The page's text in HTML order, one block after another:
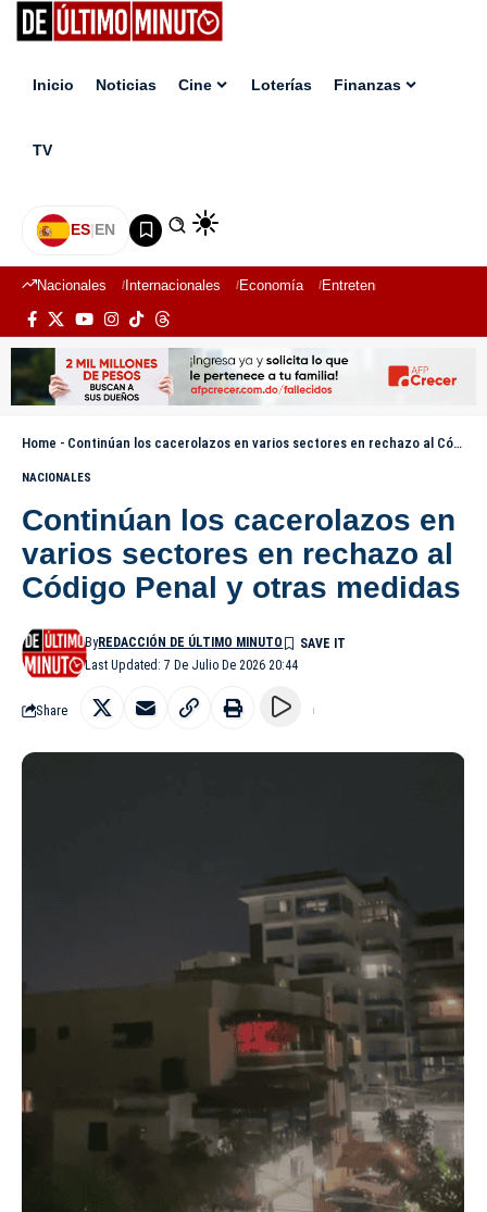
Inicio Noticias Cine Loterías Finanzas
TV
ES|EN
Nacionales Internacionales Economía Entretenimiento
Home - Continúan los cacerolazos en varios sectores en rechazo al Código Penal y otras medidas
NACIONALES
Continúan los cacerolazos en
varios sectores en rechazo al
Código Penal y otras medidas
Last Updated: 7 De Julio De 2026 20:44
ByREDACCIÓN DE ÚLTIMO MINUTO
Share